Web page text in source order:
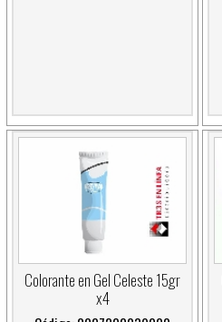
Colorante en Gel Celeste 15gr
x4